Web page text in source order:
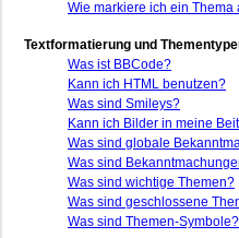
Wie markiere ich ein Thema
Textformatierung und
Was ist BBCode?
Kann ich HTML benutzen?
Was sind Smileys?
Kann ich Bilder in meine
Was sind globale
Was sind
Was sind wichtige Themen?
Was sind geschlossene
Was sind Themen-Symbole?